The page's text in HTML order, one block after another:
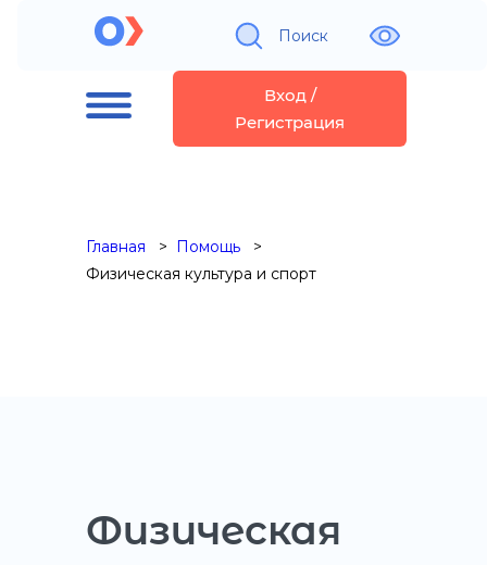
Поиск
Вход /
Регистрация
Главная
Помощь
Физическая культура и спорт
Физическая